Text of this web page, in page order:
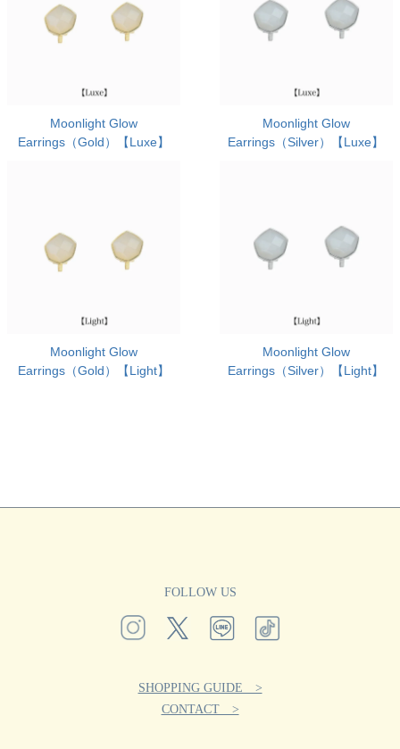
Moonlight Glow
Earrings（Gold）【Luxe】
Moonlight Glow
Earrings（Silver）【Luxe】
Moonlight Glow
Earrings（Gold）【Light】
Moonlight Glow
Earrings（Silver）【Light】
FOLLOW US
SHOPPING GUIDE >
CONTACT >